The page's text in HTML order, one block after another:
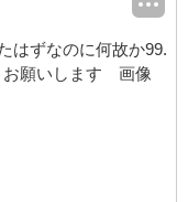
はずなのに何故か99.
お願いします 画像